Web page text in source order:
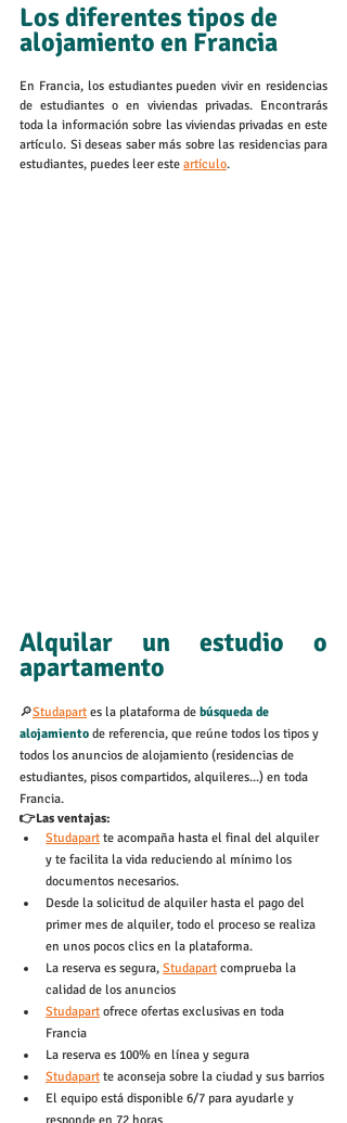
Los diferentes tipos de
alojamiento en Francia
En Francia, los estudiantes pueden vivir en residencias
de estudiantes o en viviendas privadas. Encontrarás
toda la información sobre las viviendas privadas en este
artículo. Si deseas saber más sobre las residencias para
estudiantes, puedes leer este artículo.
Alquilar un estudio o
apartamento
🔎Studapart es la plataforma de búsqueda de
alojamiento de referencia, que reúne todos los tipos y
todos los anuncios de alojamiento (residencias de
estudiantes, pisos compartidos, alquileres...) en toda
Francia.
👉Las ventajas:
Studapart te acompaña hasta el final del alquiler
y te facilita la vida reduciendo al mínimo los
documentos necesarios.
Desde la solicitud de alquiler hasta el pago del
primer mes de alquiler, todo el proceso se realiza
en unos pocos clics en la plataforma.
La reserva es segura, Studapart comprueba la
calidad de los anuncios
Studapart ofrece ofertas exclusivas en toda
Francia
La reserva es 100% en línea y segura
Studapart te aconseja sobre la ciudad y sus barrios
El equipo está disponible 6/7 para ayudarle y